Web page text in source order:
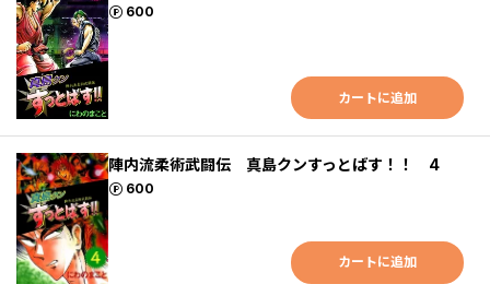
600
ポイント
カートに追加
陣内流柔術武闘伝 真島クンすっとばす！！ 4
600
ポイント
カートに追加